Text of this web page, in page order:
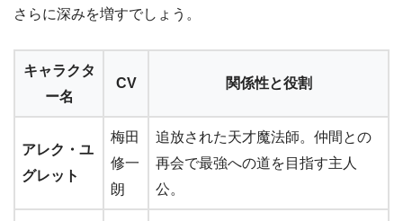
さらに深みを増すでしょう。
キャラクタ
ー名
CV 関係性と役割
アレク・ユ
グレット
梅田
修一
朗
追放された天才魔法師。仲間との
再会で最強への道を目指す主人
公。